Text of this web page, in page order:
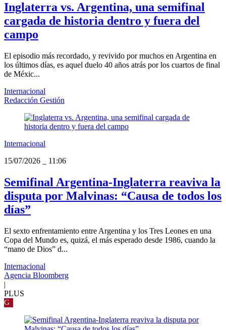
Inglaterra vs. Argentina, una semifinal
cargada de historia dentro y fuera del
campo
El episodio más recordado, y revivido por muchos en Argentina en
los últimos días, es aquel duelo 40 años atrás por los cuartos de final
de Méxic...
Internacional
Redacción Gestión
Internacional
15/07/2026
11:06
Semifinal Argentina-Inglaterra reaviva la
disputa por Malvinas: “Causa de todos los
días”
El sexto enfrentamiento entre Argentina y los Tres Leones en una
Copa del Mundo es, quizá, el más esperado desde 1986, cuando la
“mano de Dios” d...
Internacional
Agencia Bloomberg
|
PLUS
G